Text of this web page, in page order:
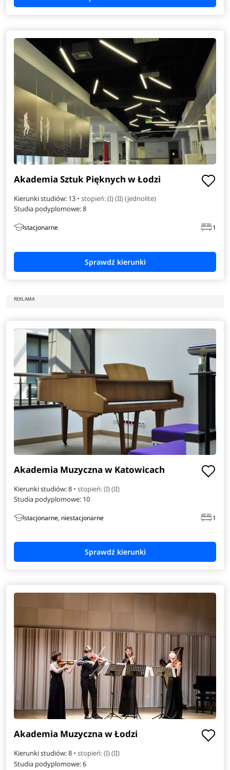
Akademia Sztuk Pięknych w Łodzi
Kierunki studiów: 13 • stopień: (I) (II) (jednolite)
Studia podyplomowe:8
stacjonarne 1
Akademia Muzyczna w Katowicach
Kierunki studiów: 8 • stopień: (I) (II)
Studia podyplomowe: 10
stacjonarne, niestacjonarne 1
Akademia Muzyczna w Łodzi
Kierunki studiów: 8 • stopień: (I) (II)
Studia podyplomowe:6